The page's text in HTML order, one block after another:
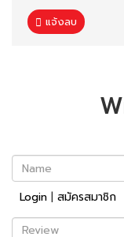
แจ้งลบ
Name
Login | สมัครสมาชิก
Review